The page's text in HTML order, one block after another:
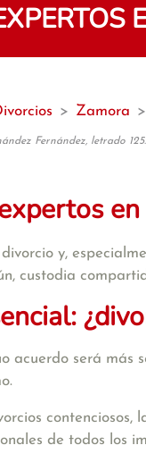
> Zamora >
Fernández, letrado
y,
custodia
acuerdo será más
de todos los